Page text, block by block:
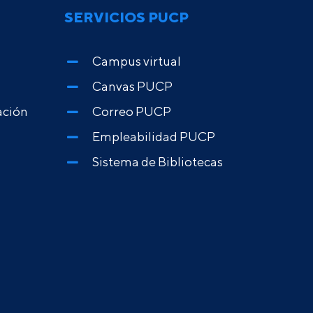
SERVICIOS PUCP
Campus virtual
Canvas PUCP
Correo PUCP
Empleabilidad PUCP
Sistema de Bibliotecas